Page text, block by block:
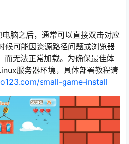
脑之后，通常可以直接双击对应
候可能因资源路径问题或浏览器
而无法正常加载。为确保最佳体
服务器环境，具体部署教程请
small-game-install